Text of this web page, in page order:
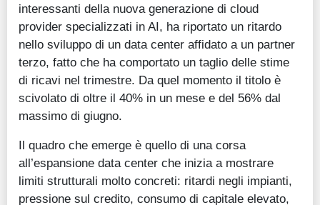
interessanti della nuova generazione di cloud
provider specializzati in AI, ha riportato un ritardo
nello sviluppo di un data center affidato a un partner
terzo, fatto che ha comportato un taglio delle stime
di ricavi nel trimestre. Da quel momento il titolo è
scivolato di oltre il 40% in un mese e del 56% dal
massimo di giugno.
Il quadro che emerge è quello di una corsa
all’espansione data center che inizia a mostrare
limiti strutturali molto concreti: ritardi negli impianti,
pressione sul credito, consumo di capitale elevato,